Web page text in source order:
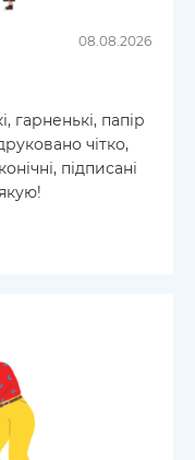
08.08.2026
гарненькі, папір
чітко,
підписані